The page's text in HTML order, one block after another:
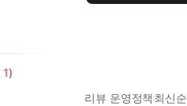
1)
리뷰 운영정책 최신순